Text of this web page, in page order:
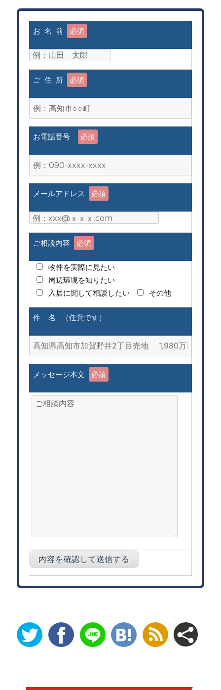
お 名 前 必須
ご 住 所 必須
お電話番号 必須
メールアドレス 必須
ご相談内容 必須
物件を実際に見たい
周辺環境を知りたい
入居に関して相談したい
その他
件 名 （任意です）
メッセージ本文 必須